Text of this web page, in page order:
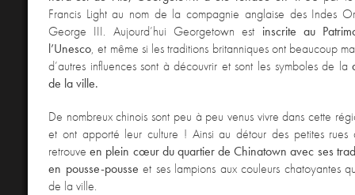
Francis Light au nom de la compagnie anglaise des Indes
George III. Aujourd’hui Georgetown est inscrite au
l’Unesco, et même si les traditions britanniques ont beaucoup
d’autres influences sont à découvrir et sont les symboles de la
de la ville.
De nombreux chinois sont peu à peu venus vivre dans cette
et ont apporté leur culture ! Ainsi au détour des petites
retrouveen plein cœur du quartier de Chinatown avec ses
en pousse-pousse et ses lampions aux couleurs chatoyantes
de la ville.